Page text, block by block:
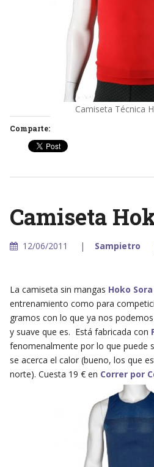
Camiseta Técnica
Comparte:
Camiseta
12/06/2011 Sampietro
La camiseta sin mangas Hoko Sora
entrenamiento como para
gramos con lo que ya nos
y suave que es. Está fabricada con
fenomenalmente por lo que puede
se acerca el calor (bueno, los que
norte). Cuesta 19 € en Correr por